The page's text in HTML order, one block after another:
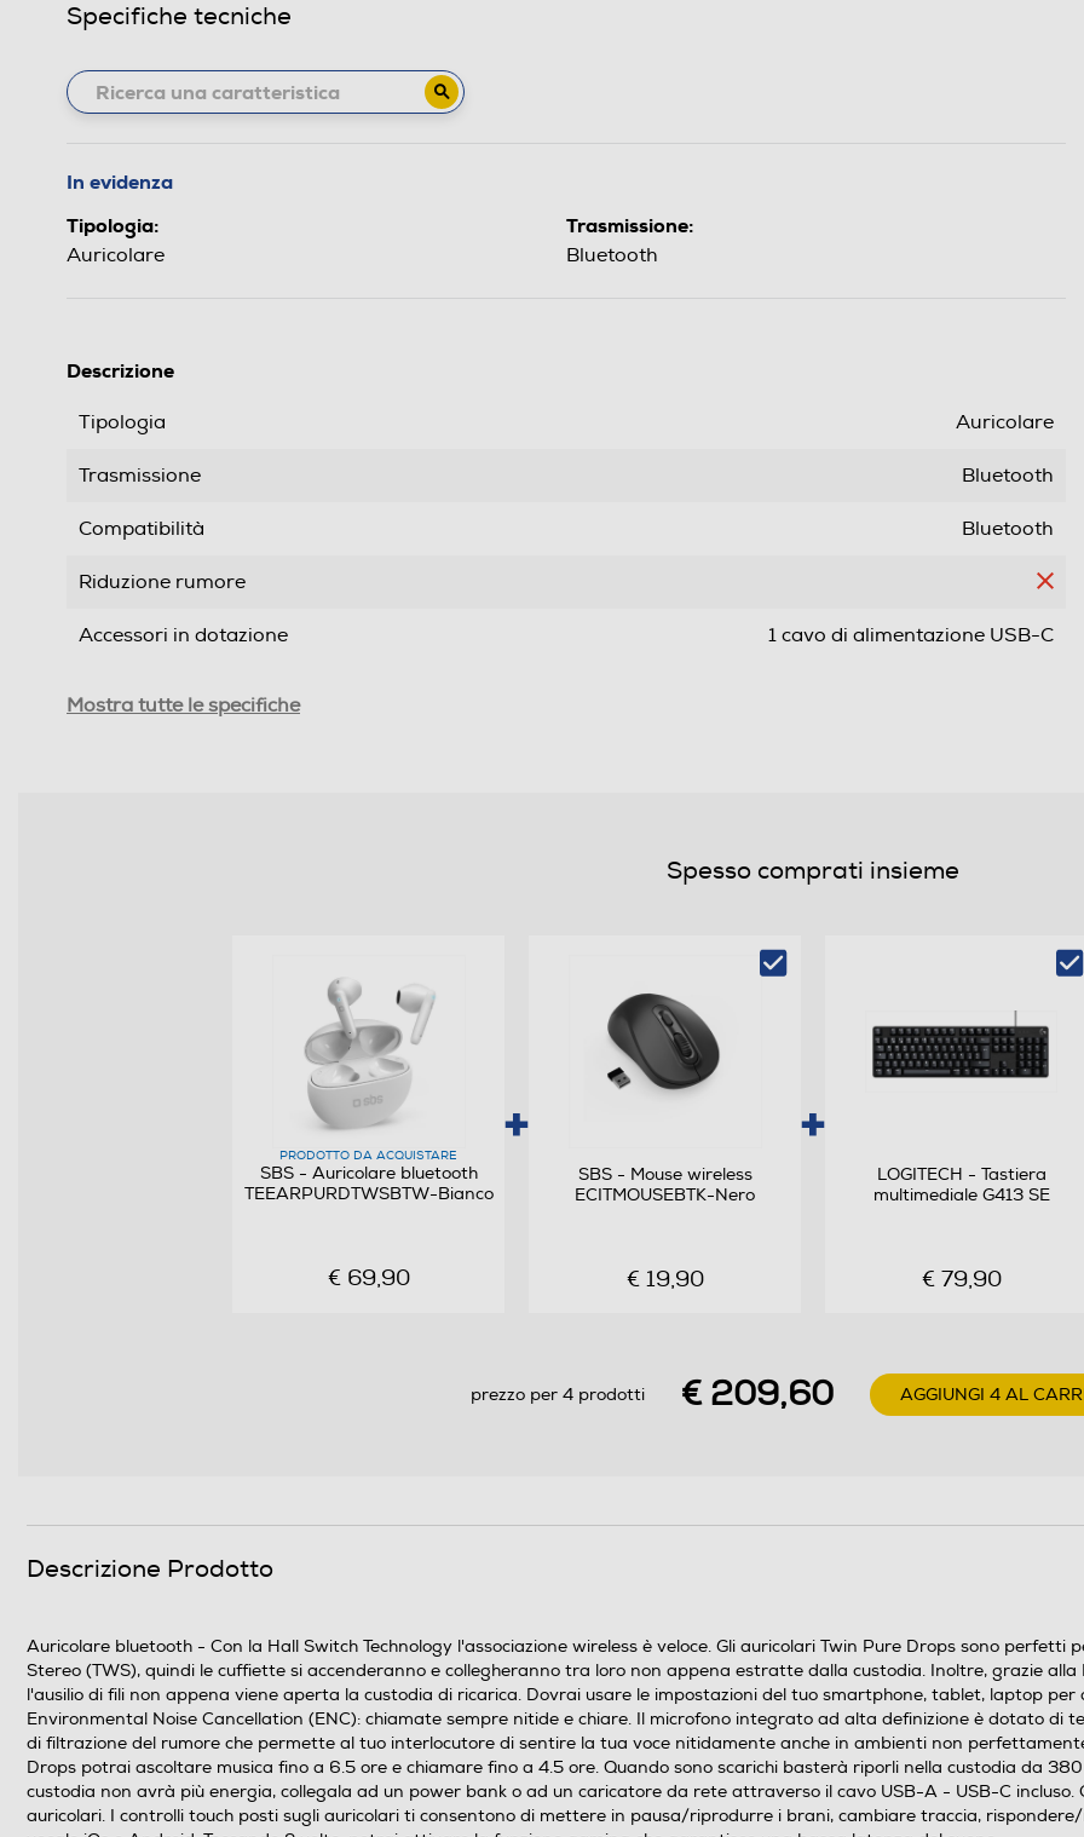
Specifiche tecniche
In evidenza
Tipologia:
Auricolare
Trasmissione:
Bluetooth
Descrizione
Tipologia Auricolare
Trasmissione Bluetooth
Compatibilità Bluetooth
Riduzione rumore
Accessori in dotazione 1 cavo di alimentazione USB-C
Dimensioni - Peso
Mostra tutte le specifiche
Spesso comprati insieme
PRODOTTO DA ACQUISTARE
SBS - Auricolare bluetooth
TEEARPURDTWSBTW-Bianco
€ 69,90
SBS - Mouse wireless
ECITMOUSEBTK-Nero
€ 19,90
LOGITECH - Tastiera
multimediale G413 SE
€ 79,90
prezzo per 4 prodotti € 209,60 AGGIUNGI 4 AL
Descrizione Prodotto
Auricolare bluetooth - Con la Hall Switch Technology l'associazione wireless è veloce. Gli auricolari Twin Pure Drops sono perfetti
Stereo (TWS), quindi le cuffiette si accenderanno e collegheranno tra loro non appena estratte dalla custodia. Inoltre, grazie alla
l'ausilio di fili non appena viene aperta la custodia di ricarica. Dovrai usare le impostazioni del tuo smartphone, tablet, laptop per
Environmental Noise Cancellation (ENC): chiamate sempre nitide e chiare. Il microfono integrato ad alta definizione è dotato di
di filtrazione del rumore che permette al tuo interlocutore di sentire la tua voce nitidamente anche in ambienti non
Drops potrai ascoltare musica fino a 6.5 ore e chiamare fino a 4.5 ore. Quando sono scarichi basterà riporli nella custodia da
custodia non avrà più energia, collegala ad un power bank o ad un caricatore da rete attraverso il cavo USB-A - USB-C
auricolari. I controlli touch posti sugli auricolari ti consentono di mettere in pausa/riprodurre i brani, cambiare traccia,